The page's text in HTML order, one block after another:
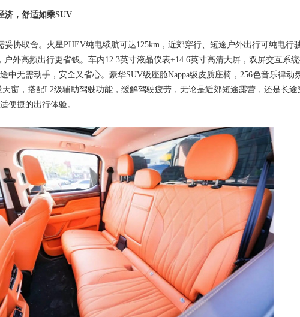
济，舒适如乘SUV
妥协取舍。火星PHEV纯电续航可达125km，近郊穿行、短途户外出行可纯电行
户外高频出行更省钱。车内12.3英寸液晶仪表+14.6英寸高清大屏，双屏交互系
中无需动手，安全又省心。豪华SUV级座舱Nappa级皮质座椅，256色音乐律动
窗，搭配L2级辅助驾驶功能，缓解驾驶疲劳，无论是近郊短途露营，还是长途
便捷的出行体验。